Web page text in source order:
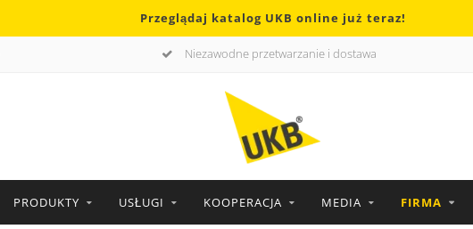
Przeglądaj katalog UKB online już teraz!
Niezawodne przetwarzanie i dostawa
PRODUKTY USŁUGI KOOPERACJA MEDIA FIRMA